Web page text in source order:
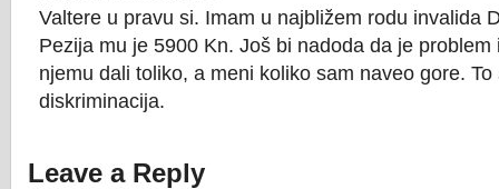
Valtere u pravu si. Imam u najbližem rodu invalida
Pezija mu je 5900 Kn. Još bi nadoda da je problem
njemu dali toliko, a meni koliko sam naveo gore. To
diskriminacija.
Leave a Reply